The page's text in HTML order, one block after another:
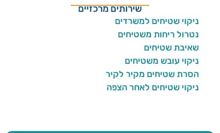
ניקוי שטיחים למשרדים
נטרול ריחות משטיחים
שאיבת שטיחים
ניקוי עובש משטיחים
הסרת שטיחים מקיר לקיר
ניקוי שטיחים לאחר הצפה
שירותים מרכזיים